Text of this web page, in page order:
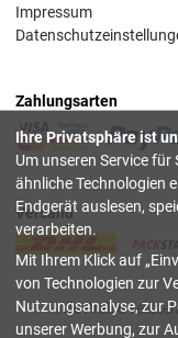
Impressum
Zahlungsarten
Versand
Alle Preise
Ihre Privatsphäre ist
Um unseren Service für
ähnliche Technologien
Endgerät auslesen,
verarbeiten.
Mit Ihrem Klick auf
von Technologien zur
Nutzungsanalyse, zur
unserer Werbung, zur